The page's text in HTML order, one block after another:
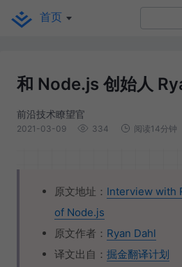
首页
和 Node.js 创始人
前沿技术瞭望官
2021-03-09 334 阅读14分钟
原文地址： Interview with
of Node.js
原文作者： Ryan Dahl
译文出自： 掘金翻译计划